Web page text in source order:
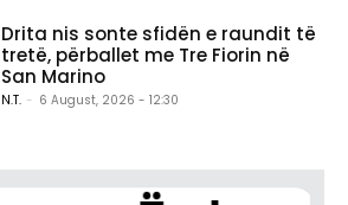
Drita nis sonte sfidën e raundit të
tretë, përballet me Tre Fiorin në
San Marino
N.T. - 6 August, 2026 - 12:30